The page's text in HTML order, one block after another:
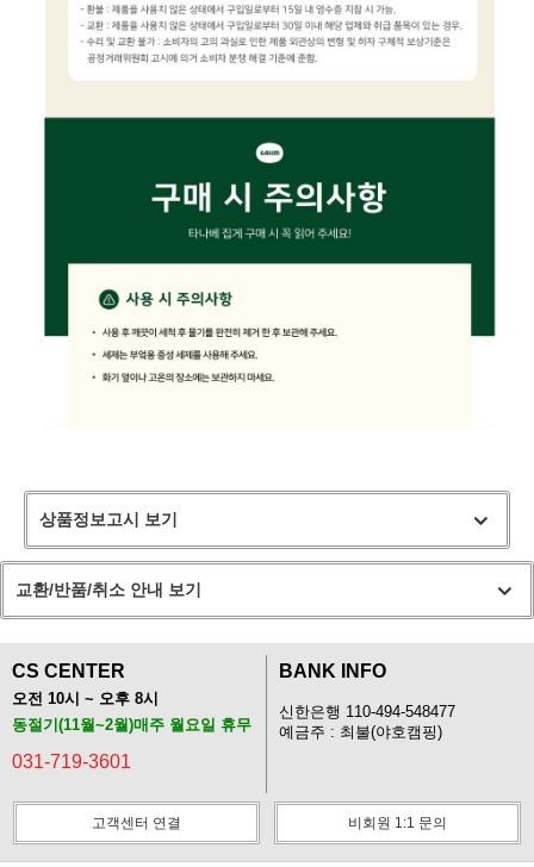
상품정보고시 보기
교환/반품/취소 안내 보기
CS CENTER
오전 10시 ~ 오후 8시
동절기(11월~2월)매주 월요일 휴무
031-719-3601
BANK INFO
신한은행 110-494-548477
예금주 : 최불(야호캠핑)
고객센터 연결 비회원 1:1 문의